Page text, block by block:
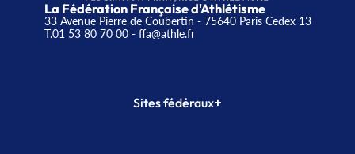
La Fédération Française d'Athlétisme
33 Avenue Pierre de Coubertin - 75640 Paris Cedex 13
T.01 53 80 70 00- ffa@athle.fr
Sites fédéraux+